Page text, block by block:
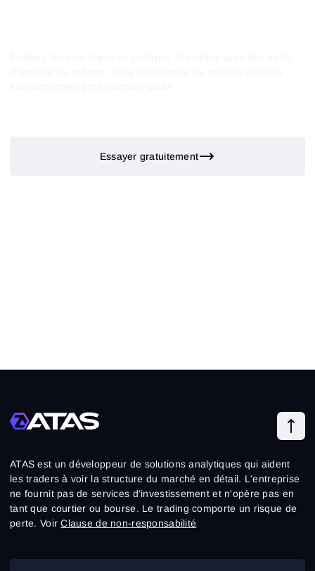
Essayer gratuitement
ATAS est un développeur de solutions analytiques qui aident
les traders à voir la structure du marché en détail. L'entreprise
ne fournit pas de services d'investissement et n'opère pas en
tant que courtier ou bourse. Le trading comporte un risque de
perte. VoirClause de non-responsabilité